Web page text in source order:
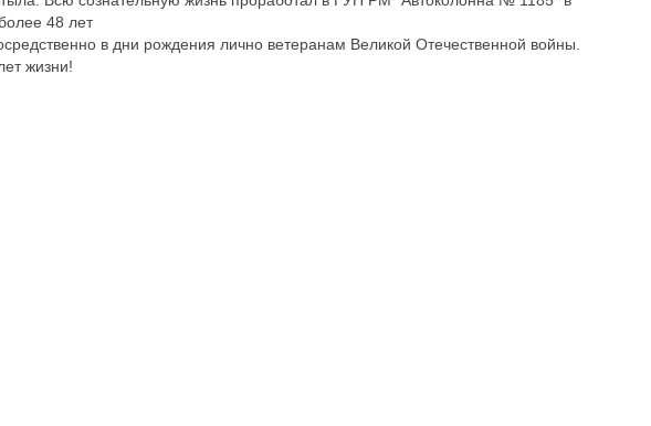
48 лет
в дни рождения лично ветеранам Великой Отечественной войны.
жизни!